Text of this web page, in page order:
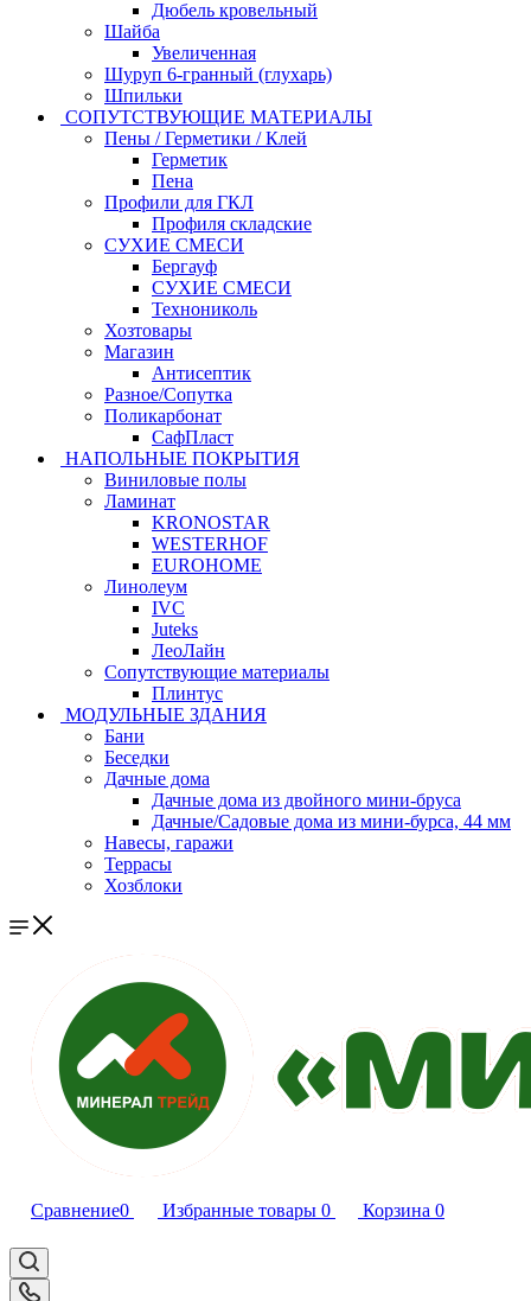
Дюбель кровельный
Шайба
Увеличенная
Шуруп 6-гранный (глухарь)
Шпильки
СОПУТСТВУЮЩИЕ МАТЕРИАЛЫ
Пены / Герметики / Клей
Герметик
Пена
Профили для ГКЛ
Профиля складские
СУХИЕ СМЕСИ
Бергауф
СУХИЕ СМЕСИ
Технониколь
Хозтовары
Магазин
Антисептик
Разное/Сопутка
Поликарбонат
СафПласт
НАПОЛЬНЫЕ ПОКРЫТИЯ
Виниловые полы
Ламинат
KRONOSTAR
WESTERHOF
EUROHOME
Линолеум
IVC
Juteks
ЛеоЛайн
Сопутствующие материалы
Плинтус
МОДУЛЬНЫЕ ЗДАНИЯ
Бани
Беседки
Дачные дома
Дачные дома из двойного мини-бруса
Дачные/Садовые дома из мини-бурса, 44 мм
Навесы, гаражи
Террасы
Хозблоки
Сравнение0 Избранные товары 0 Корзина 0